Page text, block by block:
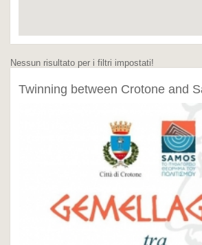
Nessun risultato per i filtri impostati!
Twinning between Crotone and